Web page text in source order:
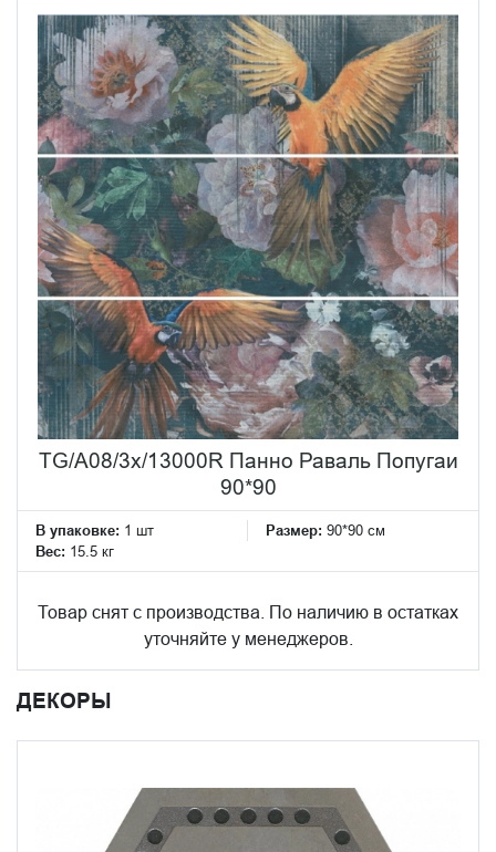
TG/A08/3x/13000R Панно Раваль Попугаи
90*90
В упаковке: 1 шт Размер: 90*90 см
Вес: 15.5 кг
Товар снят с производства. По наличию в остатках
уточняйте у менеджеров.
ДЕКОРЫ